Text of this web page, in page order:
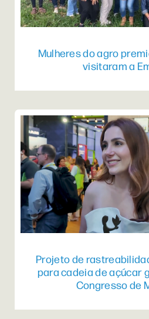
Mulheres do agro
visitaram a
Projeto de
para cadeia de açúcar
Congresso de